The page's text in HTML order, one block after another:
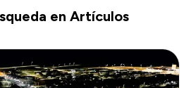
en Artículos